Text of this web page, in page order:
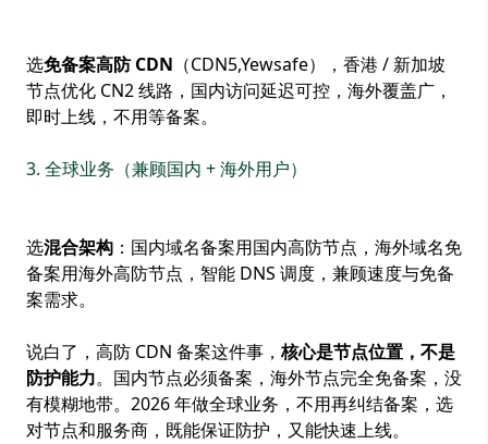
选免备案高防 CDN （CDN5,Yewsafe），香港 / 新加坡
节点优化 CN2 线路，国内访问延迟可控，海外覆盖广，
即时上线，不用等备案。
3. 全球业务（兼顾国内 + 海外用户）
选混合架构 ：国内域名备案用国内高防节点，海外域名免
备案用海外高防节点，智能 DNS 调度，兼顾速度与免备
案需求。
说白了，高防 CDN 备案这件事， 核心是节点位置，不是
防护能力。国内节点必须备案，海外节点完全免备案，没
有模糊地带。2026 年做全球业务，不用再纠结备案，选
对节点和服务商，既能保证防护，又能快速上线。